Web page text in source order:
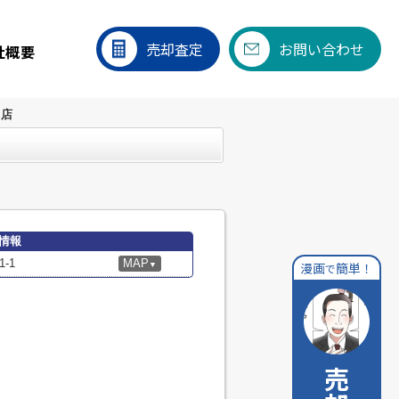
概要 売却査定 お問い合わせ
漫画で簡単！
報
1
MAP ▼